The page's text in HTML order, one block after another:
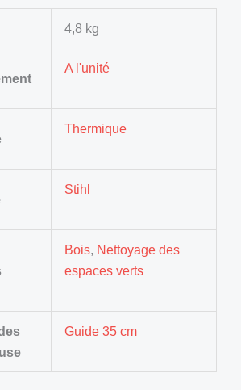
4,8 kg
A l'unité
Thermique
Stihl
Bois, Nettoyage des
espaces verts
Guide 35 cm